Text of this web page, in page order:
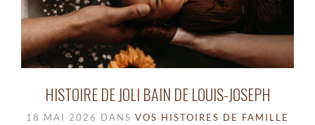
HISTOIRE DE JOLI BAIN DE LOUIS-JOSEPH
18 MAI 2026 DANS VOS HISTOIRES DE FAMILLE